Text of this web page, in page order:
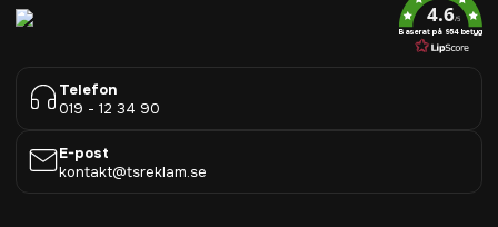
4.6/5
Baserat på 954 betyg
Telefon
019 - 12 34 90
E-post
kontakt@tsreklam.se